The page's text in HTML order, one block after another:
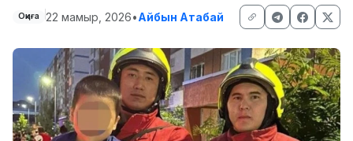
Оқиға 22 мамыр, 2026•Айбын Атабай